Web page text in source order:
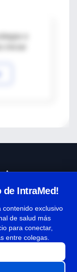
o
de IntraMed!
contenido exclusivo
de salud más
para conectar,
entre colegas.
1997-2026